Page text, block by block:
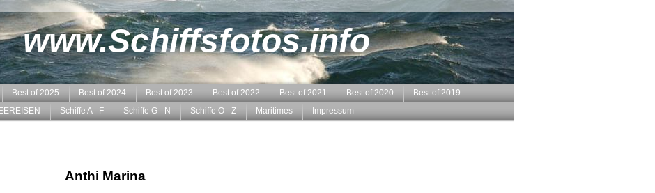
www.Schiffsfotos.info
Best of 2025 Best of 2024 Best of 2023 Best of 2022 Best of 2021 Best of 2020
Best of 2019
Schiffe A - F Schiffe G - N Schiffe O - Z Maritimes Impressum
Anthi Marina